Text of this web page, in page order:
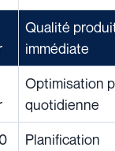
Qualité
immédiate
Optimisation
quotidienne
Planification